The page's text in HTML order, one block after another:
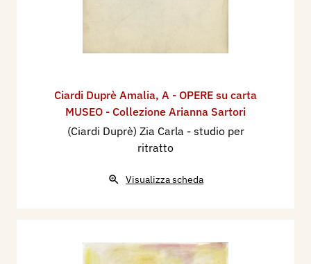
Ciardi Duprè Amalia, A - OPERE su carta
MUSEO - Collezione Arianna Sartori
(Ciardi Duprè) Zia Carla - studio per
ritratto
Visualizza scheda